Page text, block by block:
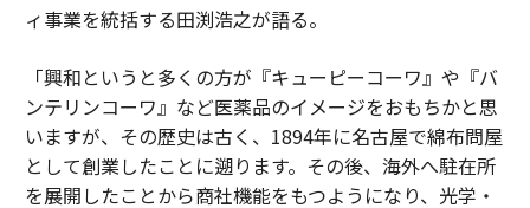
ィ事業を統括する田渕浩之が語る。
「興和というと多くの方が『キューピーコーワ』や『バ
ンテリンコーワ』など医薬品のイメージをおもちかと思
いますが、その歴史は古く、1894年に名古屋で綿布問屋
として創業したことに遡ります。その後、海外へ駐在所
を展開したことから商社機能をもつようになり、光学・